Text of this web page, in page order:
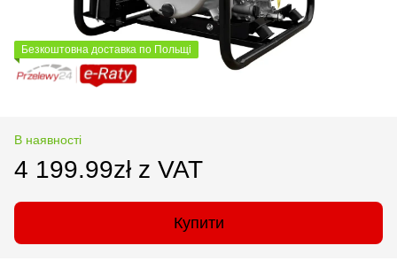
Безкоштовна доставка по Польщі
В наявності
4 199.99zł z VAT
Купити